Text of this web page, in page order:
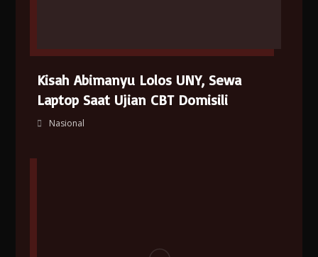
Kisah Abimanyu Lolos UNY, Sewa
Laptop Saat Ujian CBT Domisili
Nasional